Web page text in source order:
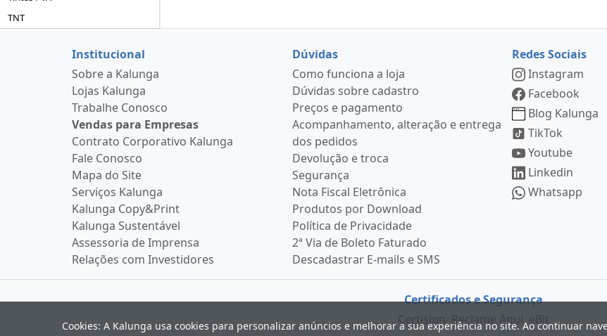
TNT
Institucional
Sobre a Kalunga
Lojas Kalunga
Trabalhe Conosco
Vendas para Empresas
Contrato Corporativo Kalunga
Fale Conosco
Mapa do Site
Serviços Kalunga
Kalunga Copy&Print
Kalunga Sustentável
Assessoria de Imprensa
Relações com Investidores
Dúvidas
Como funciona a loja
Dúvidas sobre cadastro
Preços e pagamento
Acompanhamento, alteração e entrega
dos pedidos
Devolução e troca
Segurança
Nota Fiscal Eletrônica
Produtos por Download
Política de Privacidade
2ª Via de Boleto Faturado
Descadastrar E-mails e SMS
Redes Sociais
Instagram
Facebook
Blog Kalunga
TikTok
Youtube
Linkedin
Whatsapp
Certificados e Segurança
Certisign Reclame Aqui eBit
Cookies: A Kalunga usa cookies para personalizar anúncios e melhorar a sua experiência no site. Ao continuar